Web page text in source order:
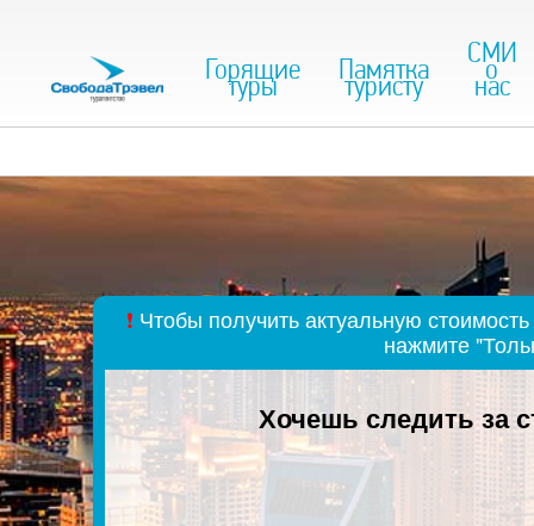
Горящие
туры Памятка
туристу
СМИ
о
нас
❗ Чтобы получить актуальную
нажмите
Хочешь следить за